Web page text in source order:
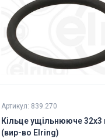
Артикул: 839.270
Кільце ущільнююче 32x3
(вир-во Elring)